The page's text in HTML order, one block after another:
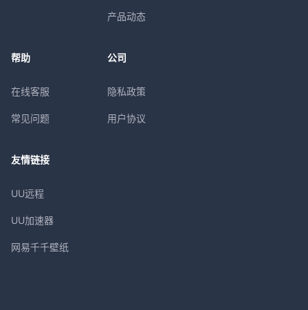
产品动态
帮助
在线客服
常见问题
公司
隐私政策
用户协议
友情链接
UU远程
UU加速器
网易千千壁纸